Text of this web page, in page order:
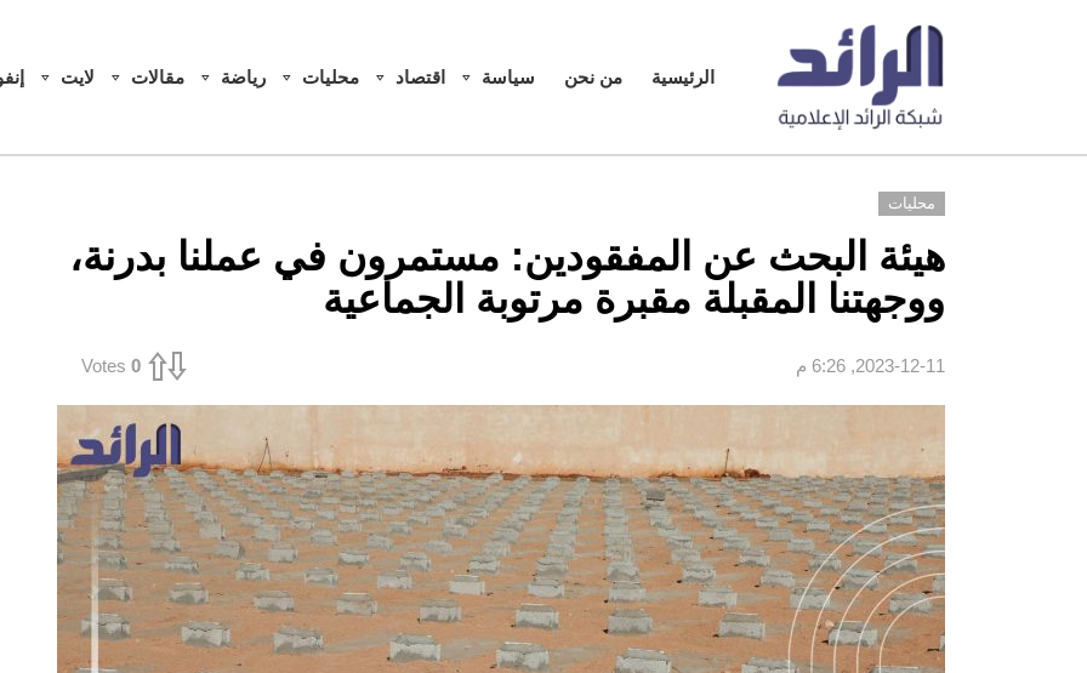
الرئيسية من نحن سياسة اقتصاد محليات رياضة مقالات لايت
محليات
هيئة البحث عن المفقودين: مستمرون في عملنا بدرنة،
ووجهتنا المقبلة مقبرة مرتوبة الجماعية
2023-12-11, 6:26 م 0
Votes